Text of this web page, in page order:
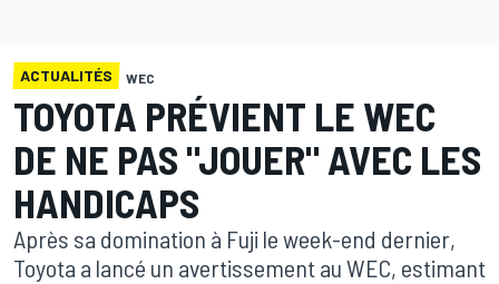
ACTUALITÉS WEC
TOYOTA PRÉVIENT LE WEC
DE NE PAS "JOUER" AVEC LES
HANDICAPS
Après sa domination à Fuji le week-end dernier,
Toyota a lancé un avertissement au WEC, estimant